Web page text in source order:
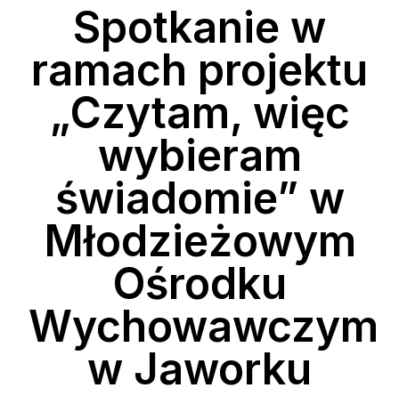
Spotkanie w
ramach projektu
„Czytam, więc
wybieram
świadomie” w
Młodzieżowym
Ośrodku
Wychowawczym
w Jaworku